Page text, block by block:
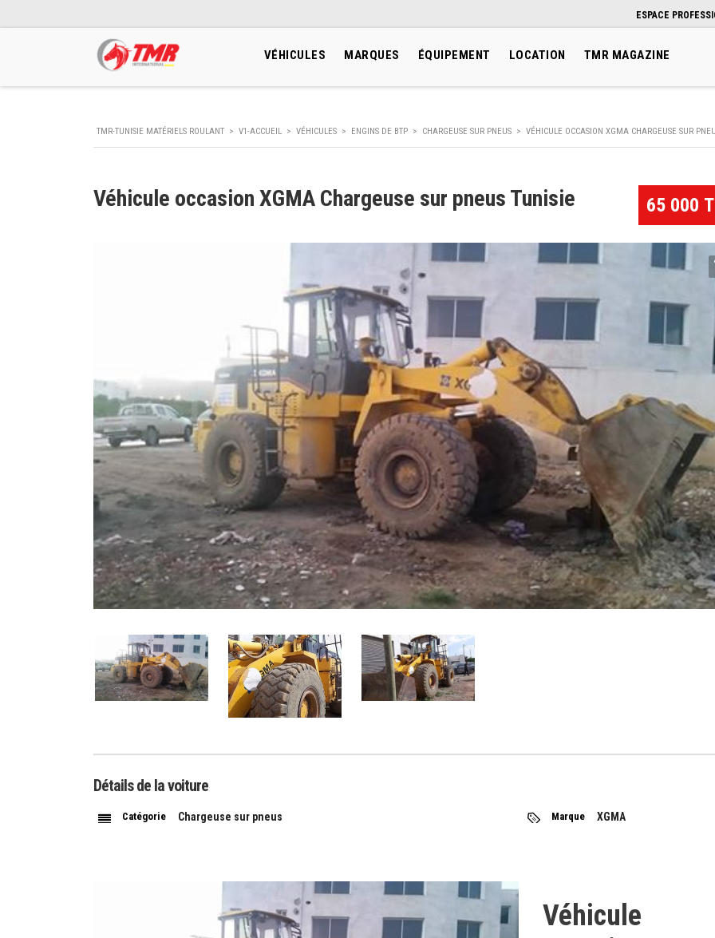
ESPACE
VÉHICULES MARQUES ÉQUIPEMENT LOCATION TMR MAGAZINE
TMR-TUNISIE MATÉRIELS ROULANT > V1-ACCUEIL > VÉHICULES > ENGINS DE BTP > CHARGEUSE SUR PNEUS > VÉHICULE OCCASION XGMA CHARGEUSE SUR
65 000
Véhicule occasion XGMA Chargeuse sur pneus Tunisie
Détails de la voiture
Catégorie Chargeuse sur pneus Marque XGMA
Véhicule